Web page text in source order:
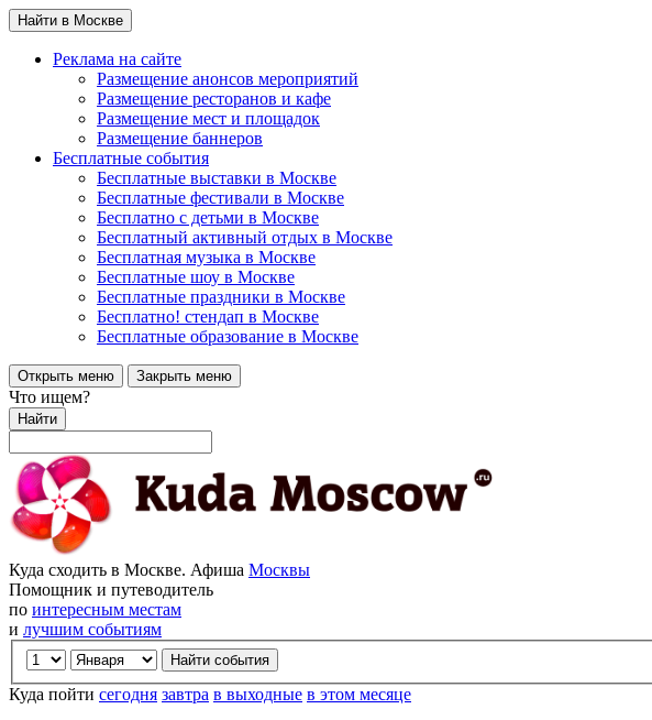
Найти в Москве
Реклама на сайте
Размещение анонсов мероприятий
Размещение ресторанов и кафе
Размещение мест и площадок
Размещение баннеров
Бесплатные события
Бесплатные выставки в Москве
Бесплатные фестивали в Москве
Бесплатно с детьми в Москве
Бесплатный активный отдых в Москве
Бесплатная музыка в Москве
Бесплатные шоу в Москве
Бесплатные праздники в Москве
Бесплатно! стендап в Москве
Бесплатные образование в Москве
Открыть меню Закрыть меню
Что ищем?
Найти
Куда сходить в Москве. Афиша Москвы
Помощник и путеводитель
по интересным местам
и лучшим событиям
Куда пойти сегодня завтра в выходные в этом месяце